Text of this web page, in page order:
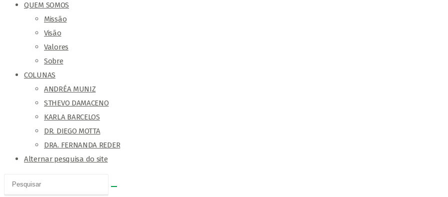
QUEM SOMOS
Missão
Visão
Valores
Sobre
COLUNAS
ANDRÉA MUNIZ
STHEVO DAMACENO
KARLA BARCELOS
DR. DIEGO MOTTA
DRA. FERNANDA REDER
Alternar pesquisa do site